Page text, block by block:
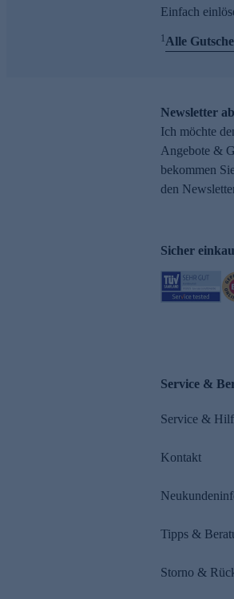
Einfach
1Alle
Newsletter
Ich möchte
Angebote &
bekommen
den
Sicher
Service &
Service &
Kontakt
Tipps &
Storno &